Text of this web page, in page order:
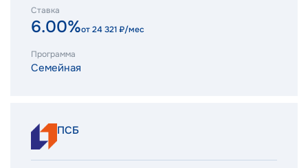
Ставка
6.00%от24 321₽/мес
Программа
Семейная
ПСБ